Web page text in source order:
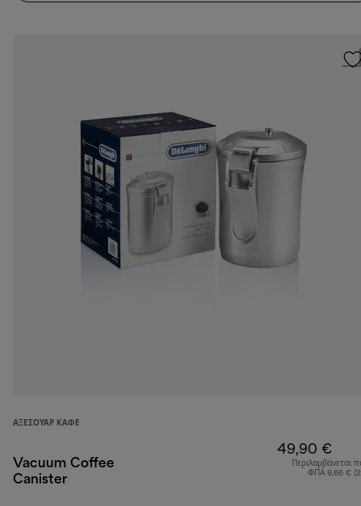
ΑΞΕΣΟΥΆΡ ΚΑΦΈ
Vacuum Coffee
Canister
49,90 €
Περιλαμβάνεται
ΦΠΑ 9,66 €